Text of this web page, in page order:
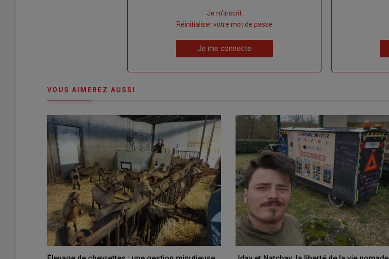
compte"
Je m'inscrit
Réinitialiser votre mot de passe
Je me connecte
VOUS AIMEREZ AUSSI